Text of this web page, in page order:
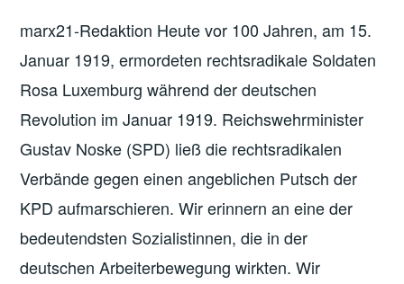
marx21-Redaktion Heute vor 100 Jahren, am 15.
Januar 1919, ermordeten rechtsradikale Soldaten
Rosa Luxemburg während der deutschen
Revolution im Januar 1919. Reichswehrminister
Gustav Noske (SPD) ließ die rechtsradikalen
Verbände gegen einen angeblichen Putsch der
KPD aufmarschieren. Wir erinnern an eine der
bedeutendsten Sozialistinnen, die in der
deutschen Arbeiterbewegung wirkten. Wir